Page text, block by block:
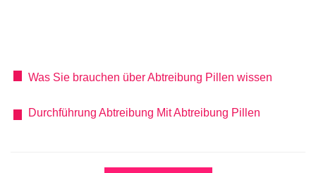
Was Sie brauchen über Abtreibung Pillen wissen
Durchführung Abtreibung Mit Abtreibung Pillen